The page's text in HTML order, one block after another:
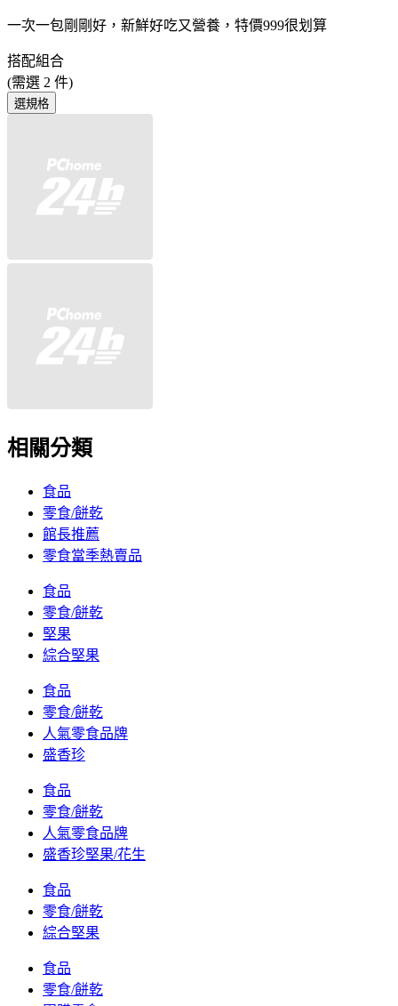
一次一包剛剛好，新鮮好吃又營養，特價999很划算
搭配組合
(需選 2 件)
選規格
相關分類
食品
零食/餅乾
館長推薦
零食當季熱賣品
食品
零食/餅乾
堅果
綜合堅果
食品
零食/餅乾
人氣零食品牌
盛香珍
食品
零食/餅乾
人氣零食品牌
盛香珍堅果/花生
食品
零食/餅乾
綜合堅果
食品
零食/餅乾